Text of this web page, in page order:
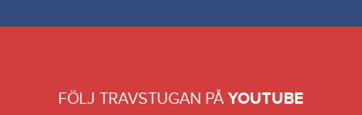
FÖLJ TRAVSTUGAN PÅ YOUTUBE